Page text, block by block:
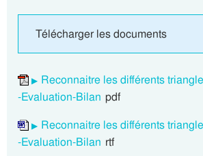
Télécharger les documents
Reconnaitre les différents
-Evaluation-Bilan pdf
Reconnaitre les différents
-Evaluation-Bilan rtf